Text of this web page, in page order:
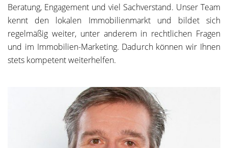
Beratung, Engagement und viel Sachverstand. Unser Team
kennt den lokalen Immobilienmarkt und bildet sich
regelmäßig weiter, unter anderem in rechtlichen Fragen
und im Immobilien-Marketing. Dadurch können wir Ihnen
stets kompetent weiterhelfen.